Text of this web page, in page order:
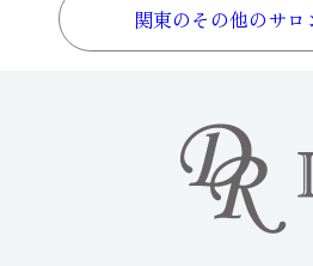
関東のその他のサロ